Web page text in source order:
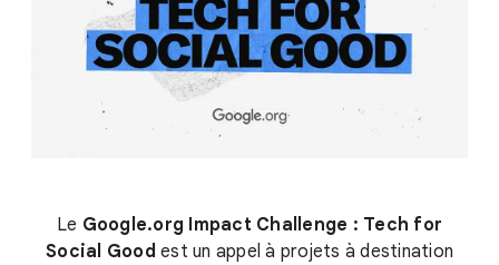
Le Google.org Impact Challenge : Tech for
Social Good est un appel à projets à destination